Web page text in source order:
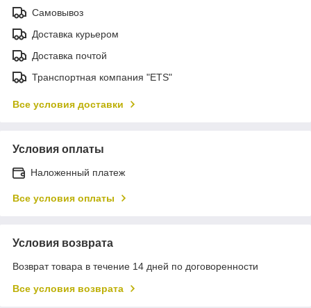
Самовывоз
Доставка курьером
Доставка почтой
Транспортная компания "ETS"
Все условия доставки
Условия оплаты
Наложенный платеж
Все условия оплаты
Условия возврата
Возврат товара в течение 14 дней по договоренности
Все условия возврата